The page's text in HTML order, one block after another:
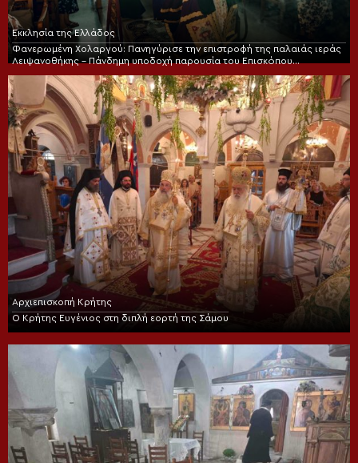
Εκκλησία της Ελλάδος
Φανερωμένη Χολαργού: Πανηγύρισε την επιστροφή της παλαιάς ιεράς
Λειψανοθήκης – Πάνδημη υποδοχή παρουσία του Επισκόπου
Αρχιεπισκοπή Κρήτης
Ο Κρήτης Ευγένιος στη διπλή εορτή της Σάμου